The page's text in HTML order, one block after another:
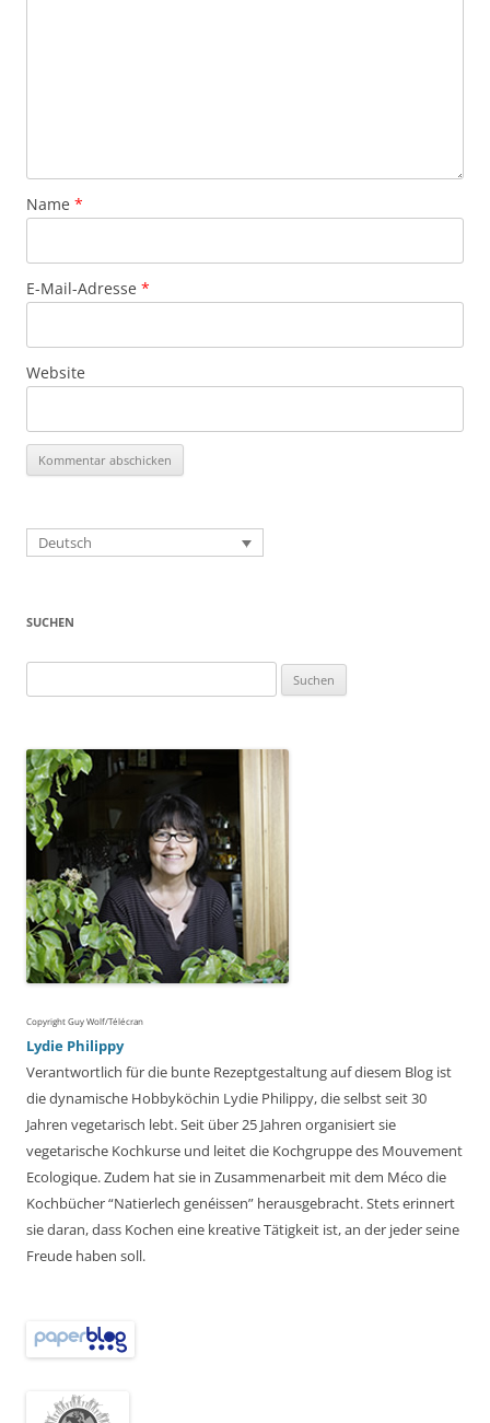
Name *
E-Mail-Adresse *
Website
Deutsch
SUCHEN
nach:
Copyright Guy Wolf/Télécran
Lydie Philippy
Verantwortlich für die bunte Rezeptgestaltung auf diesem Blog ist
die dynamische Hobbyköchin Lydie Philippy, die selbst seit 30
Jahren vegetarisch lebt. Seit über 25 Jahren organisiert sie
vegetarische Kochkurse und leitet die Kochgruppe des Mouvement
Ecologique. Zudem hat sie in Zusammenarbeit mit dem Méco die
Kochbücher “Natierlech genéissen” herausgebracht. Stets erinnert
sie daran, dass Kochen eine kreative Tätigkeit ist, an der jeder seine
Freude haben soll.